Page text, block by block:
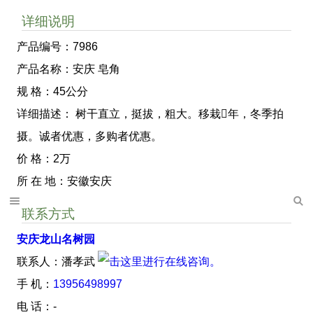
详细说明
产品编号：7986
产品名称：安庆 皂角
规 格：45公分
详细描述： 树干直立，挺拔，粗大。移栽年，冬季拍
摄。诚者优惠，多购者优惠。
价 格：2万
所 在 地：安徽安庆
联系方式
安庆龙山名树园
联系人：潘孝武
手 机： 13956498997
电 话：-